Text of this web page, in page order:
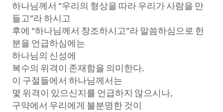
하나님께서 “우리의 형상을 따라 우리가 사람을 만
들고”라 하시고
후에 “하나님께서 창조하시고”라 말씀하심으로 한
분을 언급하심에는
하나님의 신성에
복수의 위격이 존재함을 의미한다.
이 구절들에서 하나님께서는
몇 위격이 있으신지를 언급하지 않으시나,
구약에서 우리에게 불분명한 것이